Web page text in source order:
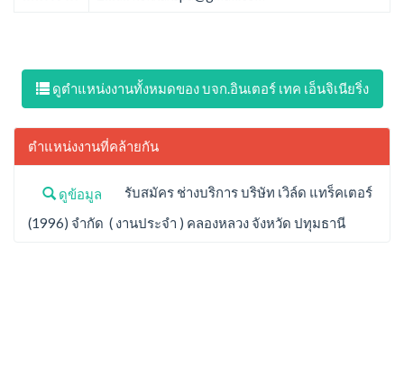
ดูตำแหน่งงานทั้งหมดของ บจก.อินเตอร์ เทค เอ็นจิเนียริ่ง
ตำแหน่งงานที่คล้ายกัน
ดูข้อมูล
รับสมัคร ช่างบริการ บริษัท เวิล์ด แทร็คเตอร์
(1996) จำกัด ( งานประจำ ) คลองหลวง จังหวัด ปทุมธานี